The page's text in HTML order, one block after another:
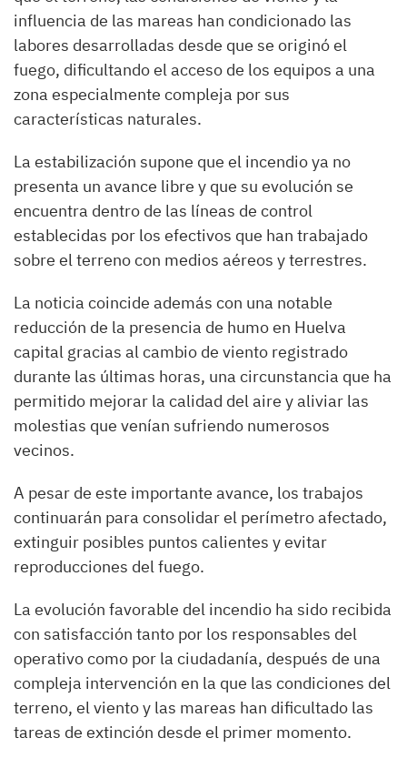
influencia de las mareas han condicionado las
labores desarrolladas desde que se originó el
fuego, dificultando el acceso de los equipos a una
zona especialmente compleja por sus
características naturales.
La estabilización supone que el incendio ya no
presenta un avance libre y que su evolución se
encuentra dentro de las líneas de control
establecidas por los efectivos que han trabajado
sobre el terreno con medios aéreos y terrestres.
La noticia coincide además con una notable
reducción de la presencia de humo en Huelva
capital gracias al cambio de viento registrado
durante las últimas horas, una circunstancia que ha
permitido mejorar la calidad del aire y aliviar las
molestias que venían sufriendo numerosos
vecinos.
A pesar de este importante avance, los trabajos
continuarán para consolidar el perímetro afectado,
extinguir posibles puntos calientes y evitar
reproducciones del fuego.
La evolución favorable del incendio ha sido recibida
con satisfacción tanto por los responsables del
operativo como por la ciudadanía, después de una
compleja intervención en la que las condiciones del
terreno, el viento y las mareas han dificultado las
tareas de extinción desde el primer momento.